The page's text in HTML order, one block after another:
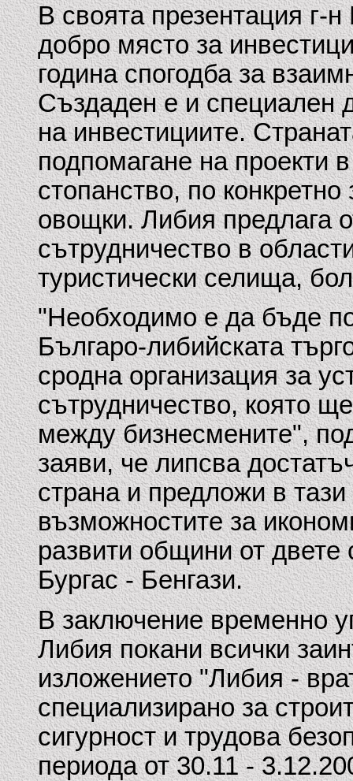
В своята презентация г-
добро място за
година спогодба за
Създаден е и специален
на инвестициите.
подпомагане на проекти
стопанство, по
овощки. Либия предлага
сътрудничество в
туристически селища,
"Необходимо е да бъде
Българо-либийската
сродна организация за
сътрудничество, която
между бизнесмените",
заяви, че липсва
страна и предложи в
възможностите за
развити общини от двете
Бургас - Бенгази.
В заключение временно
Либия покани всички
изложението "Либия -
специализирано за
сигурност и трудова
периода от 30.11 -